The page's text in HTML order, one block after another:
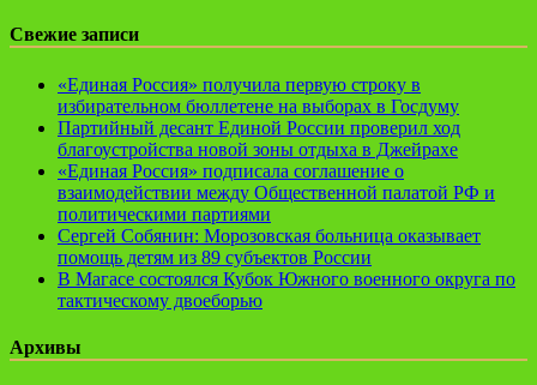
Свежие записи
«Единая Россия» получила первую строку в
избирательном бюллетене на выборах в Госдуму
Партийный десант Единой России проверил ход
благоустройства новой зоны отдыха в Джейрахе
«Единая Россия» подписала соглашение о
взаимодействии между Общественной палатой РФ и
политическими партиями
Сергей Собянин: Морозовская больница оказывает
помощь детям из 89 субъектов России
В Магасе состоялся Кубок Южного военного округа по
тактическому двоеборью
Архивы